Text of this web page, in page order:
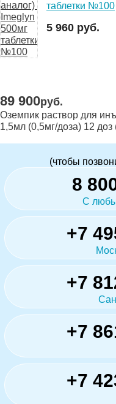
таблетки №100
5 960 руб.
89 900руб.
Оземпик раствор для
1,5мл (0,5мг/доза) 12 доз
(чтобы
8
С
+7
+7
+7
+7